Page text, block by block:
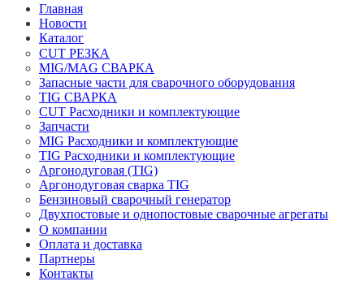
Главная
Новости
Каталог
CUT РЕЗКА
MIG/MAG СВАРКА
Запасные части для сварочного оборудования
TIG СВАРКА
CUT Расходники и комплектующие
Запчасти
MIG Расходники и комплектующие
TIG Расходники и комплектующие
Аргонодуговая (TIG)
Аргонодуговая сварка TIG
Бензиновый сварочный генератор
Двухпостовые и однопостовые сварочные агрегаты
О компании
Оплата и доставка
Партнеры
Контакты